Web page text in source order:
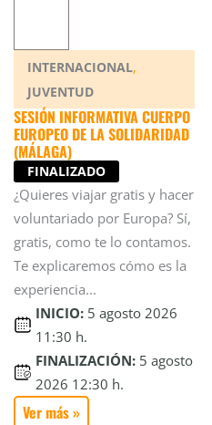
INTERNACIONAL,
JUVENTUD
SESIÓN INFORMATIVA CUERPO
EUROPEO DE LA SOLIDARIDAD
(MÁLAGA)
FINALIZADO
¿Quieres viajar gratis y hacer
voluntariado por Europa? Sí,
gratis, como te lo contamos.
Te explicaremos cómo es la
experiencia...
INICIO: 5 agosto 2026
11:30 h.
FINALIZACIÓN: 5 agosto
2026 12:30 h.
Ver más »